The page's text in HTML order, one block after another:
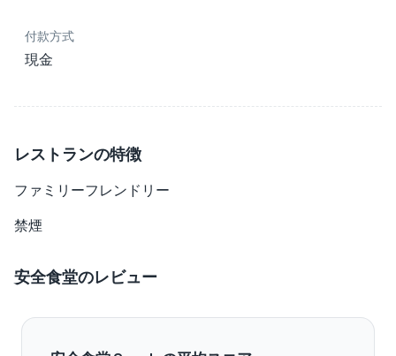
付款方式
現金
レストランの特徴
ファミリーフレンドリー
禁煙
安全食堂のレビュー